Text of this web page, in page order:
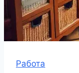
Работа